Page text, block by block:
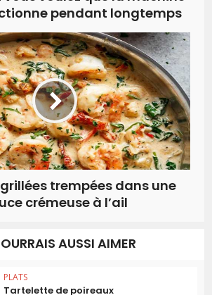
pendant longtemps
trempées dans une
crémeuse à l’ail
AUSSI AIMER
PLATS
Tartelette de poireaux